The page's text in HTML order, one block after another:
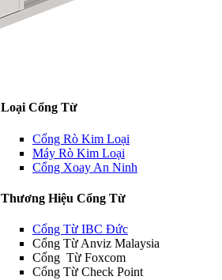
Loại Cổng Từ
Cổng Rò Kim Loại
Máy Rò Kim Loại
Cổng Xoay An Ninh
Thương Hiệu Cổng Từ
Cổng Từ IBC Đức
Cổng Từ Anviz Malaysia
Cổng Từ Foxcom
Cổng Từ Check Point